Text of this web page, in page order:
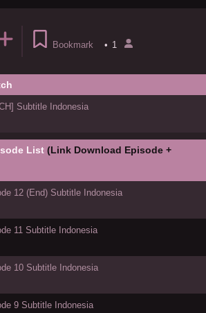
Bookmark • 1
Subtitle Indonesia
List (Link Download Episode +
12 (End) Subtitle Indonesia
11 Subtitle Indonesia
10 Subtitle Indonesia
9 Subtitle Indonesia